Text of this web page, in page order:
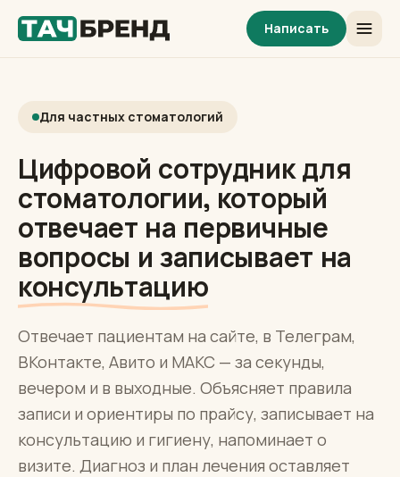
Написать
Для частных стоматологий
Цифровой сотрудник для
стоматологии, который
отвечает на первичные
вопросы и записывает на
консультацию
Отвечает пациентам на сайте, в Телеграм,
ВКонтакте, Авито и МАКС — за секунды,
вечером и в выходные. Объясняет правила
записи и ориентиры по прайсу, записывает на
консультацию и гигиену, напоминает о
визите. Диагноз и план лечения оставляет